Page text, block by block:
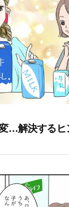
…解決するヒ